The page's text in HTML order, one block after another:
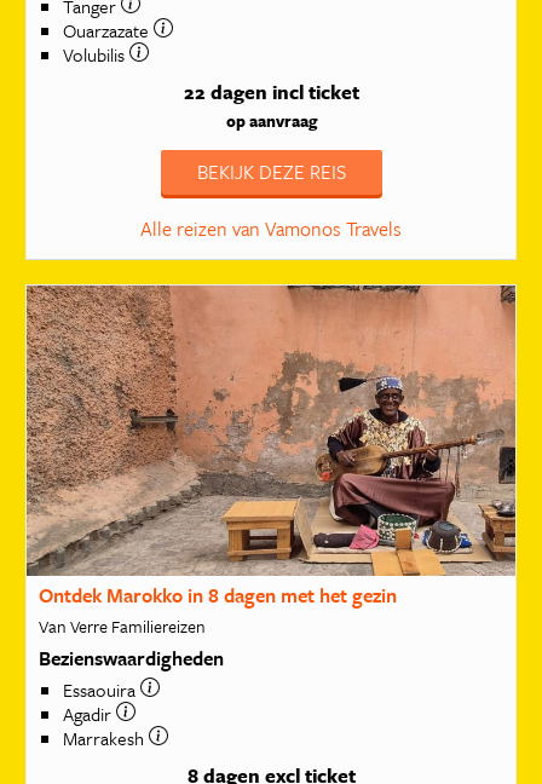
Tanger
Ouarzazate
Volubilis
22 dagen incl ticket
op aanvraag
BEKIJK DEZE REIS
Alle reizen van Vamonos Travels
Ontdek Marokko in 8 dagen met het gezin
Van Verre Familiereizen
Bezienswaardigheden
Essaouira
Agadir
Marrakesh
8 dagen excl ticket